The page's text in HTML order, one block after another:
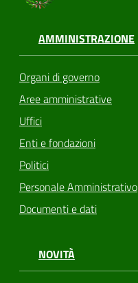
AMMINISTRAZIONE
Organi di governo
Aree amministrative
Uffici
Enti e fondazioni
Politici
Personale Amministrativo
Documenti e dati
NOVITÀ